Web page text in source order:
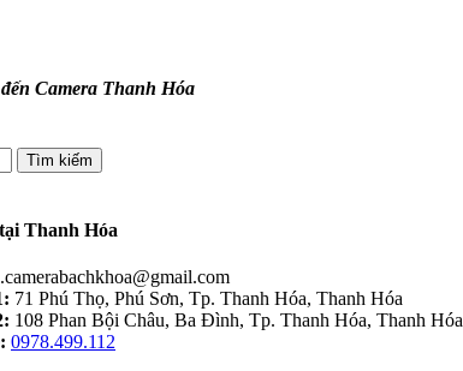
Camera Thanh Hóa
Thanh Hóa
71 Phú Thọ, Phú Sơn, Tp. Thanh Hóa, Thanh Hóa
108 Phan Bội Châu, Ba Đình, Tp. Thanh Hóa, Thanh Hóa
0978.499.112